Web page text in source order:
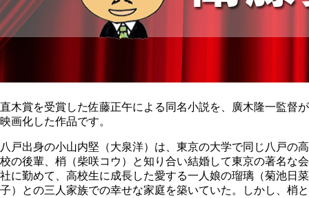
直木賞を受賞した佐藤正午による同名小説を、廣木隆一監督が
映画化した作品です。
八戸出身の小山内堅（大泉洋）は、東京の大学で同じ八戸の高
校の後輩、梢（柴咲コウ）と知り合い結婚して東京の著名な会
社に勤めて、高校生に成長した愛する一人娘の瑠璃（菊池日菜
子）との三人家族での幸せな家庭を築いていた。しかし、梢と